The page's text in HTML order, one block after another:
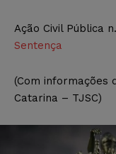
Ação Civil Pública
Sentença
(Com informações
Catarina – TJSC)